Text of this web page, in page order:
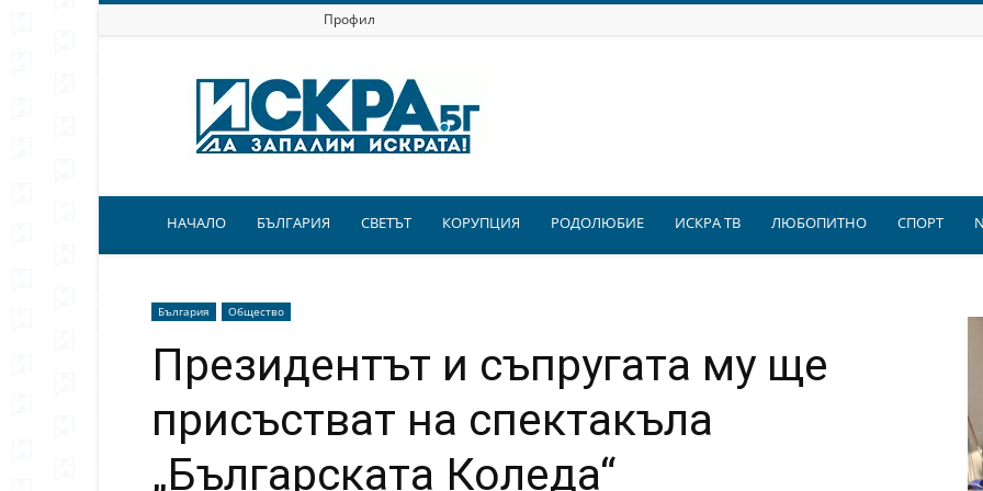
Профил
Искра.бг
НАЧАЛО БЪЛГАРИЯ СВЕТЪТ КОРУПЦИЯ РОДОЛЮБИЕ ИСКРА ТВ ЛЮБОПИТНО СПОРТ
България Общество
Президентът и съпругата му ще
присъстват на спектакъла
„Българската Коледа“